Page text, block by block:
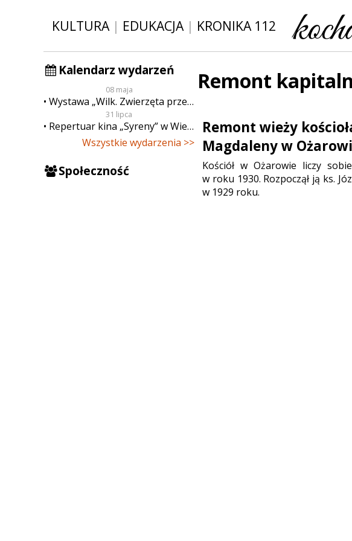
KULTURA| EDUKACJA| KRONIKA 112
Kalendarz wydarzeń
08 maja
Wystawa „Wilk. Zwierzęta przeklęte”
31 lipca
Repertuar kina „Syreny” w Wieluniu w dn. od 31 lipca do 6 sierpnia
Wszystkie wydarzenia >>
Społeczność
Remont
Remont wieży
Magdaleny w
Kościół w Ożarowie liczy
w roku 1930. Rozpoczął ją ks.
w 1929 roku.